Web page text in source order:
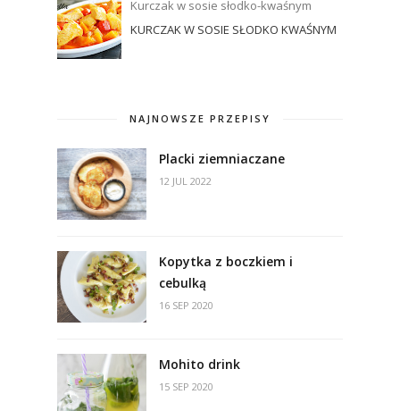
Kurczak w sosie słodko-kwaśnym
KURCZAK W SOSIE SŁODKO KWAŚNYM
NAJNOWSZE PRZEPISY
Placki ziemniaczane
12 JUL 2022
Kopytka z boczkiem i
cebulką
16 SEP 2020
Mohito drink
15 SEP 2020